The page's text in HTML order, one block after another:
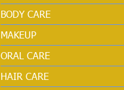
BODY CARE
MAKEUP
ORAL CARE
HAIR CARE